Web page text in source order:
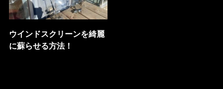
ウインドスクリーンを綺麗
に蘇らせる方法！